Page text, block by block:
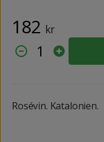
182 kr
1
Rosévin. Katalonien.